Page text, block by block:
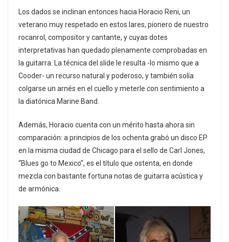
Los dados se inclinan entonces hacia Horacio Reni, un
veterano muy respetado en estos lares, pionero de nuestro
rocanrol, compositor y cantante, y cuyas dotes
interpretativas han quedado plenamente comprobadas en
la guitarra. La técnica del slide le resulta -lo mismo que a
Cooder- un recurso natural y poderoso, y también solía
colgarse un arnés en el cuello y meterle con sentimiento a
la diatónica Marine Band.
Además, Horacio cuenta con un mérito hasta ahora sin
comparación: a principios de los ochenta grabó un disco EP
en la misma ciudad de Chicago para el sello de Carl Jones,
“Blues go to Mexico”, es el título que ostenta, en donde
mezcla con bastante fortuna notas de guitarra acústica y
de armónica.